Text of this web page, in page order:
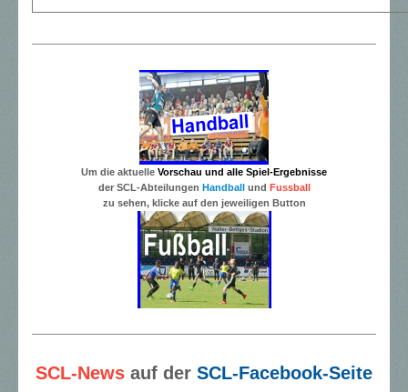
Um die aktuelle Vorschau und alle Spiel-Ergebnisse
der SCL-Abteilungen Handball und Fussball
zu sehen, klicke auf den jeweiligen Button
SCL-News auf der SCL-Facebook-Seite